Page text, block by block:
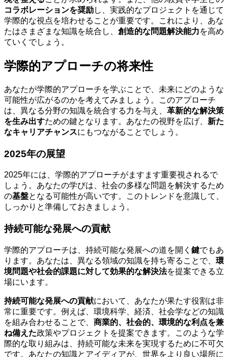
コラボレーションを奨励し、実践的なプロジェクトを通じて
学際的な視点を培わせることが重要です。これにより、あな
たはさまざまな知識を統合し、 創造的な問題解決能力を高め
ていくでしょう。
学際的アプローチの将来性
あなたが学際的アプローチを学ぶことで、未来にどのような
可能性が広がるのかを考えてみましょう。このアプローチ
は、異なる分野の知識を統合する力を与え、 革新的な解決策
を生み出すための鍵となります。あなたの視野を広げ、 新た
なキャリアチャンスにもつながることでしょう。
2025年の展望
2025年には、学際的アプローチがますます重要視されるで
しょう。あなたの学びは、社会の多様な問題を解決するため
の基盤となる可能性が高いです。このトレンドを意識して、
しっかりと準備しておきましょう。
持続可能な発展への貢献
学際的アプローチは、持続可能な発展への道を開く 鍵でもあ
ります。あなたは、異なる領域の知識を持ち寄ることで、 環
境問題や社会的課題に対して効果的な解決法を提案できる立
場にいます。
持続可能な発展への貢献において、あなたが果たす役割は非
常に重要です。例えば、環境科学、経済、社会学などの知識
を組み合わせることで、 商業的、社会的、環境的な利点を兼
ね備えた政策やプロジェクトを提案できます。このような学
際的な取り組みは、持続可能な未来を実現するために不可欠
です。あなたの知識とアイディアが、世界をより良い場所に